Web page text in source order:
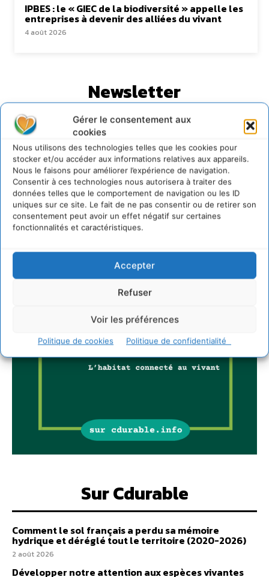
Gérer le consentement aux
cookies
Nous utilisons des technologies telles que les cookies pour
stocker et/ou accéder aux informations relatives aux appareils.
Nous le faisons pour améliorer l’expérience de navigation.
Consentir à ces technologies nous autorisera à traiter des
données telles que le comportement de navigation ou les ID
uniques sur ce site. Le fait de ne pas consentir ou de retirer son
consentement peut avoir un effet négatif sur certaines
fonctionnalités et caractéristiques.
Accepter
Refuser
Voir les préférences
Politique de cookies Politique de confidentialité
IPBES : le « GIEC de la biodiversité » appelle les
entreprises à devenir des alliées du vivant
4 août 2026
Newsletter
JE M'ABONNE
Sur Cdurable
Comment le sol français a perdu sa mémoire
hydrique et déréglé tout le territoire (2020-2026)
2 août 2026
Développer notre attention aux espèces vivantes